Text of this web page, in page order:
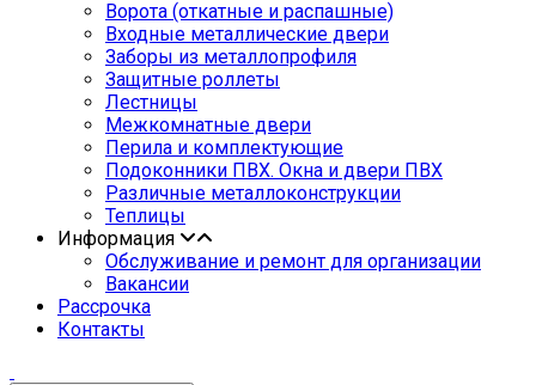
Ворота (откатные и распашные)
Входные металлические двери
Заборы из металлопрофиля
Защитные роллеты
Лестницы
Межкомнатные двери
Перила и комплектующие
Подоконники ПВХ. Окна и двери ПВХ
Различные металлоконструкции
Теплицы
Информация
Обслуживание и ремонт для организации
Вакансии
Рассрочка
Контакты